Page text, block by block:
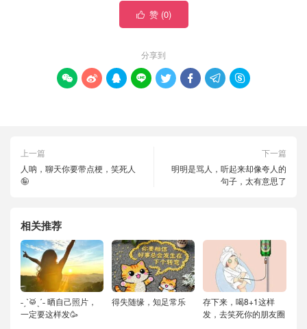
 赞 (0)
分享到
       
上一篇
人呐，聊天你要带点梗，笑死人
🤪
下一篇
明明是骂人，听起来却像夸人的
句子，太有意思了
相关推荐
˗ˏˋ🥁ˎˊ˗ 晒自己照片，
一定要这样发🥳
得失随缘，知足常乐
存下来，喝8+1这样
发，去笑死你的朋友圈